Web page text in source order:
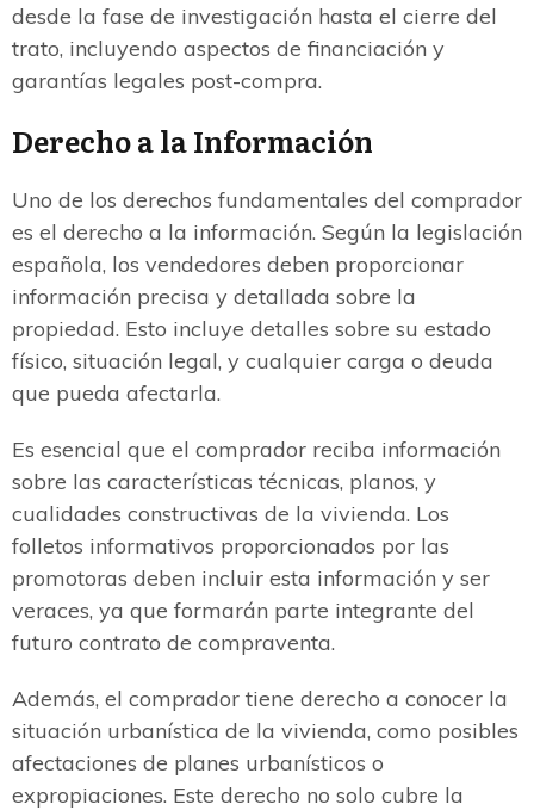
desde la fase de investigación hasta el cierre del
trato, incluyendo aspectos de financiación y
garantías legales post-compra.
Derecho a la Información
Uno de los derechos fundamentales del comprador
es el derecho a la información. Según la legislación
española, los vendedores deben proporcionar
información precisa y detallada sobre la
propiedad. Esto incluye detalles sobre su estado
físico, situación legal, y cualquier carga o deuda
que pueda afectarla.
Es esencial que el comprador reciba información
sobre las características técnicas, planos, y
cualidades constructivas de la vivienda. Los
folletos informativos proporcionados por las
promotoras deben incluir esta información y ser
veraces, ya que formarán parte integrante del
futuro contrato de compraventa.
Además, el comprador tiene derecho a conocer la
situación urbanística de la vivienda, como posibles
afectaciones de planes urbanísticos o
expropiaciones. Este derecho no solo cubre la